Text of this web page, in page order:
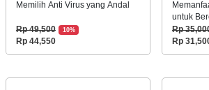
Memilih Anti Virus yang Andal
Rp 49,500 10%
Rp 44,550
untuk
Rp
Rp